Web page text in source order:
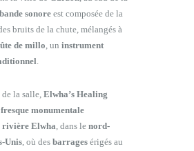
bande sonoreest composée de la
bruits de la chute, mélangés à
de millo , un instrument
la salle, Elwha’s Healing
fresque monumentale
rivière Elwha , dans le nord-
Unis, où des barragesérigés au